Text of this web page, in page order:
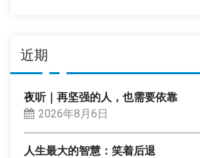
近期
夜听｜再坚强的人，也需要依靠
2026年8月6日
人生最大的智慧：笑着后退